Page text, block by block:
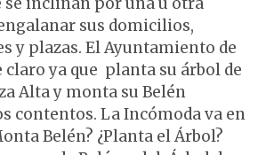
sus domicilios,
y plazas. El Ayuntamiento de
ya que planta su árbol de
Alta y monta su Belén
contentos. La Incómoda va en
Belén? ¿Planta el Árbol?